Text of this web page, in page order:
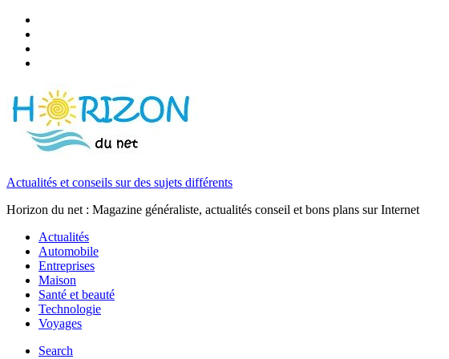
Actualités et conseils sur des sujets différents
Horizon du net : Magazine généraliste, actualités conseil et bons plans sur Internet
Actualités
Automobile
Entreprises
Maison
Santé et beauté
Technologie
Voyages
Search